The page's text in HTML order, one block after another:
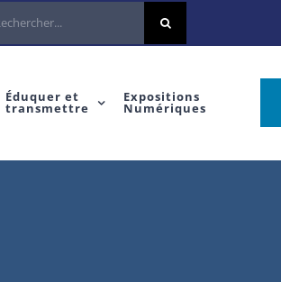
Éduquer et
transmettre
Expositions
Numériques